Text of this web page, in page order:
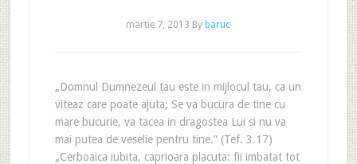
martie 7, 2013 By baruc
„Domnul Dumnezeul tau este in mijlocul tau, ca un
viteaz care poate ajuta; Se va bucura de tine cu
mare bucurie, va tacea in dragostea Lui si nu va
mai putea de veselie pentru tine.” (Tef. 3.17)
„Cerboaica iubita, caprioara placuta: fii imbatat tot